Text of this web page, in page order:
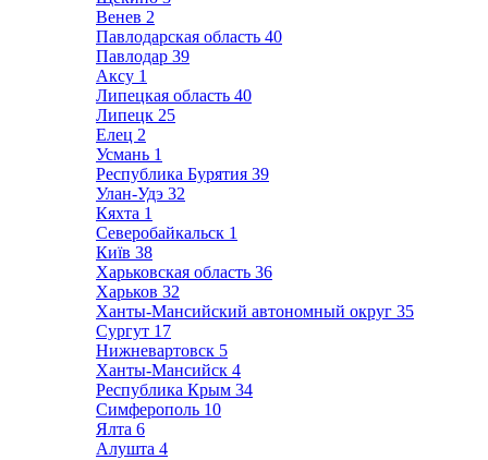
Венев 2
Павлодарская область 40
Павлодар 39
Аксу 1
Липецкая область 40
Липецк 25
Елец 2
Усмань 1
Республика Бурятия 39
Улан-Удэ 32
Кяхта 1
Северобайкальск 1
Київ 38
Харьковская область 36
Харьков 32
Ханты-Мансийский автономный округ 35
Сургут 17
Нижневартовск 5
Ханты-Мансийск 4
Республика Крым 34
Симферополь 10
Ялта 6
Алушта 4